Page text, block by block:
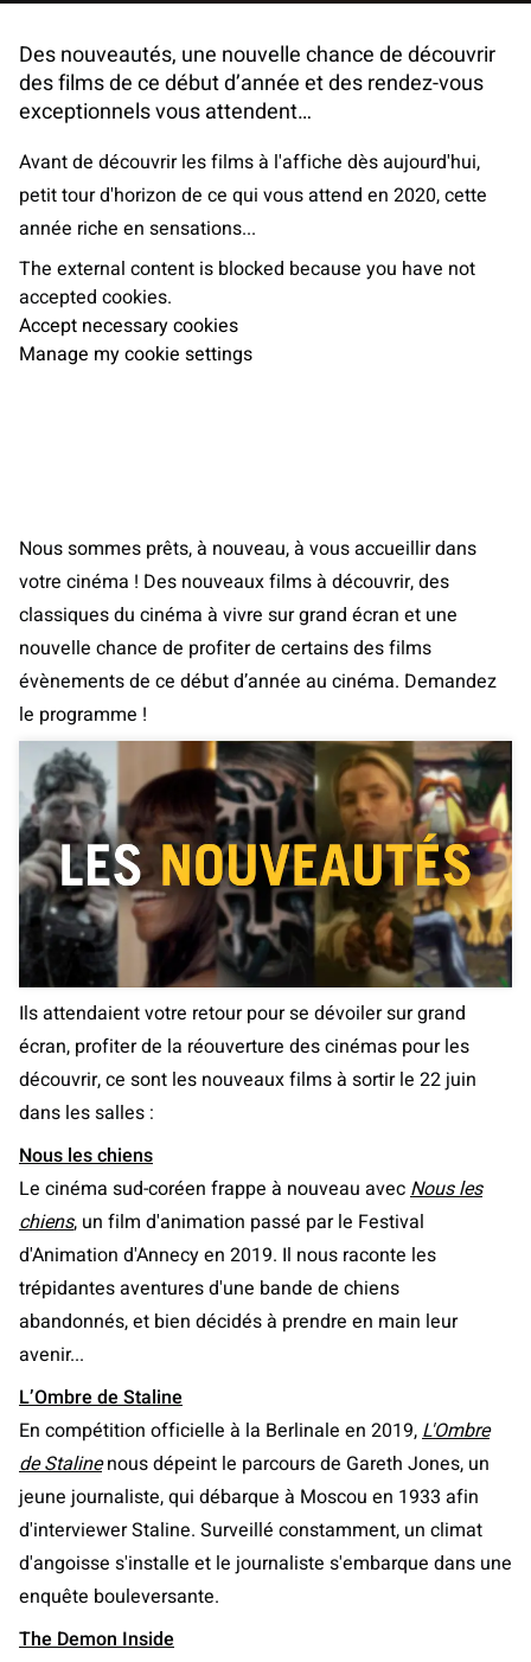
Des nouveautés, une nouvelle chance de découvrir
des films de ce début d’année et des rendez-vous
exceptionnels vous attendent…
Avant de découvrir les films à l'affiche dès aujourd'hui,
petit tour d'horizon de ce qui vous attend en 2020, cette
année riche en sensations...
The external content is blocked because you have not
accepted cookies.
Accept necessary cookies
Manage my cookie settings
Nous sommes prêts, à nouveau, à vous accueillir dans
votre cinéma ! Des nouveaux films à découvrir, des
classiques du cinéma à vivre sur grand écran et une
nouvelle chance de profiter de certains des films
évènements de ce début d’année au cinéma. Demandez
le programme !
Ils attendaient votre retour pour se dévoiler sur grand
écran, profiter de la réouverture des cinémas pour les
découvrir, ce sont les nouveaux films à sortir le 22 juin
dans les salles :
Nous les chiens
Le cinéma sud-coréen frappe à nouveau avecNous les
chiens, un film d'animation passé par le Festival
d'Animation d'Annecy en 2019. Il nous raconte les
trépidantes aventures d'une bande de chiens
abandonnés, et bien décidés à prendre en main leur
avenir...
L’Ombre de Staline
En compétition officielle à la Berlinale en 2019,L'Ombre
de Stalinenous dépeint le parcours de Gareth Jones, un
jeune journaliste, qui débarque à Moscou en 1933 afin
d'interviewer Staline. Surveillé constamment, un climat
d'angoisse s'installe et le journaliste s'embarque dans une
enquête bouleversante.
The Demon Inside